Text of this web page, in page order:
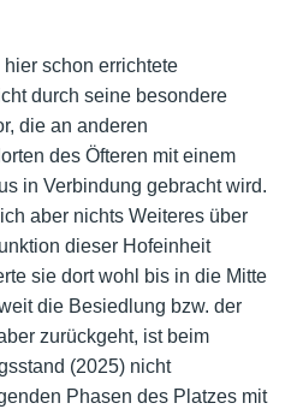
schon errichtete
durch seine besondere
die an anderen
des Öfteren mit einem
in Verbindung gebracht wird.
aber nichts Weiteres über
dieser Hofeinheit
sie dort wohl bis in die Mitte
die Besiedlung bzw. der
zurückgeht, ist beim
(2025) nicht
Phasen des Platzes mit